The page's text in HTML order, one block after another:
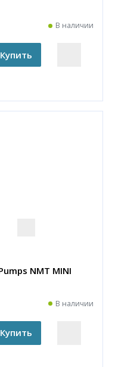
В наличии
NMT MINI
В наличии